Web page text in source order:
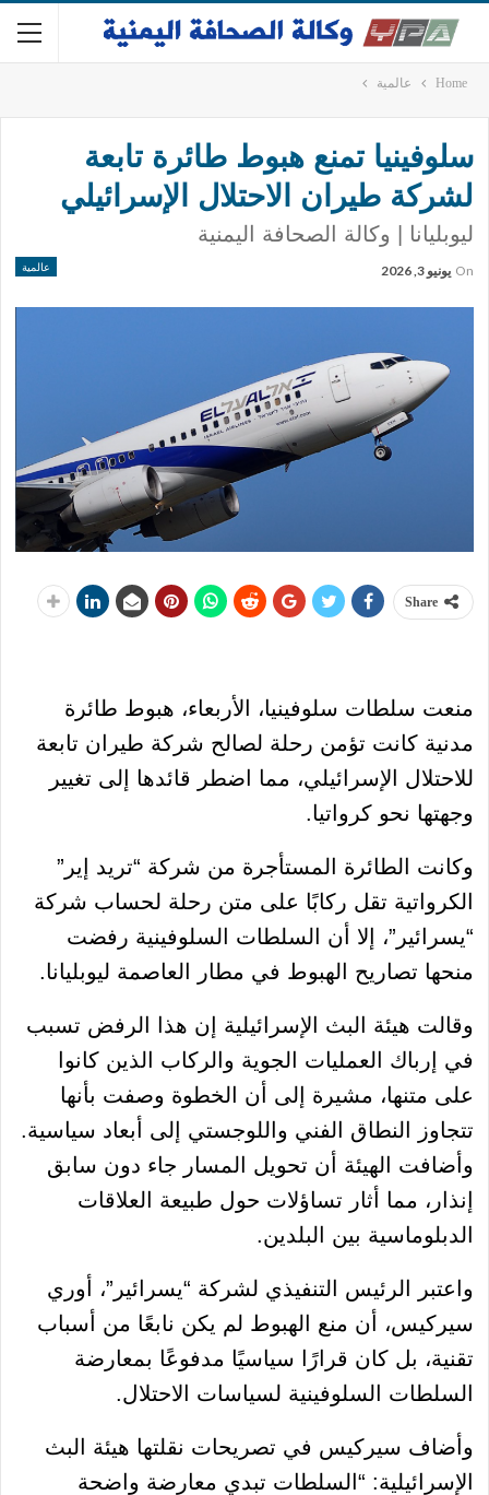
Home عالمية
سلوفينيا تمنع هبوط طائرة تابعة
لشركة طيران الاحتلال الإسرائيلي
ليوبليانا | وكالة الصحافة اليمنية
عالمية On يونيو 3, 2026
Share
منعت سلطات سلوفينيا، الأربعاء، هبوط طائرة
مدنية كانت تؤمن رحلة لصالح شركة طيران تابعة
للاحتلال الإسرائيلي، مما اضطر قائدها إلى تغيير
وجهتها نحو كرواتيا.
وكانت الطائرة المستأجرة من شركة “تريد إير”
الكرواتية تقل ركابًا على متن رحلة لحساب شركة
“يسرائير”، إلا أن السلطات السلوفينية رفضت
منحها تصاريح الهبوط في مطار العاصمة ليوبليانا.
وقالت هيئة البث الإسرائيلية إن هذا الرفض تسبب
في إرباك العمليات الجوية والركاب الذين كانوا
على متنها، مشيرة إلى أن الخطوة وصفت بأنها
تتجاوز النطاق الفني واللوجستي إلى أبعاد سياسية.
وأضافت الهيئة أن تحويل المسار جاء دون سابق
إنذار، مما أثار تساؤلات حول طبيعة العلاقات
الدبلوماسية بين البلدين.
واعتبر الرئيس التنفيذي لشركة “يسرائير”، أوري
سيركيس، أن منع الهبوط لم يكن نابعًا من أسباب
تقنية، بل كان قرارًا سياسيًا مدفوعًا بمعارضة
السلطات السلوفينية لسياسات الاحتلال.
وأضاف سيركيس في تصريحات نقلتها هيئة البث
الإسرائيلية: “السلطات تبدي معارضة واضحة